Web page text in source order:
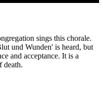
sings this chorale.
und Wunden' is heard, but
and acceptance. It is a
death.